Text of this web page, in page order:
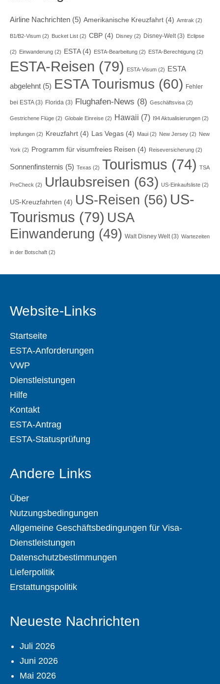
Airline Nachrichten (5) Amerikanische Kreuzfahrt (4) Amtrak (2)
B1/B2-Visum (2) Bucket List (2) CBP (4) Disney (2) Disney-Welt(3) Eclipse
(2) Einwanderung (2) ESTA(4) ESTA-Bearbeitung (2) ESTA-Berechtigung (2)
ESTA-Reisen (79) ESTA-Visum (2) ESTA
abgelehnt (5) ESTA Tourismus (60) Fehler
bei ESTA(3) Florida (3) Flughafen-News (8) Geschäftsvisa (2)
Gestrichene Flüge (2) Globale Einreise (2) Hawaii (7) I94 Aktualisierungen (2)
Impfungen (2) Kreuzfahrt (4) Las Vegas (4) Maui (2) New Jersey (2) New
York (2) Programm für visumfreies Reisen (4) Reiseversicherung (2)
Sonnenfinsternis (5) Texas (2) Tourismus (74) TSA
PreCheck (2) Urlaubsreisen (63) US-Einkaufsliste (2)
US-Kreuzfahrten (4) US-Reisen (56) US-
Tourismus (79) USA
Einwanderung (49) Walt Disney Welt(3) Wartezeiten
in der Botschaft (2)
Website-Links
Startseite
ESTA-Anforderungen
VWP
Dienstleistungen
Hilfe
Kontakt
ESTA-Antrag
ESTA-Statusprüfung
Andere Links
Über
Nutzungsbedingungen
Allgemeine Geschäftsbedingungen für Visa-
Dienstleistungen
Datenschutzbestimmungen
Lieferpolitik
Erstattungspolitik
Neueste Nachrichten
Juli 2026
Juni 2026
Mai 2026